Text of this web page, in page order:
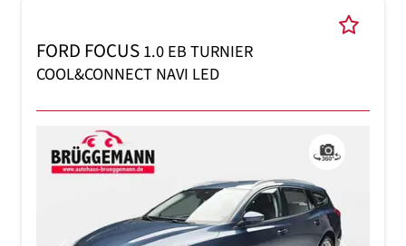
FORD FOCUS1.0 EB TURNIER
COOL&CONNECT NAVI LED